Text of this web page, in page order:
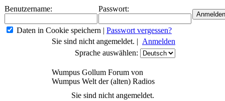
Benutzername: Passwort:
Daten in Cookie speichern | Passwort vergessen?
Sie sind nicht angemeldet. | Anmelden
Sprache auswählen:
Wumpus Gollum Forum von
Wumpus Welt der (alten) Radios
Sie sind nicht angemeldet.